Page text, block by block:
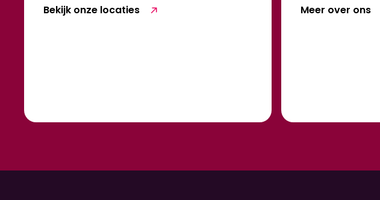
Bekijk onze locaties Meer over ons